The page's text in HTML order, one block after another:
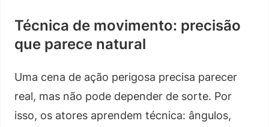
Técnica de movimento: precisão
que parece natural
Uma cena de ação perigosa precisa parecer
real, mas não pode depender de sorte. Por
isso, os atores aprendem técnica: ângulos,